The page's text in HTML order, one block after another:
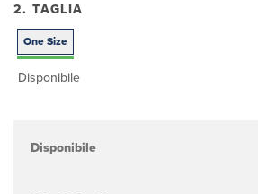
2. TAGLIA
One Size
Disponibile
Disponibile